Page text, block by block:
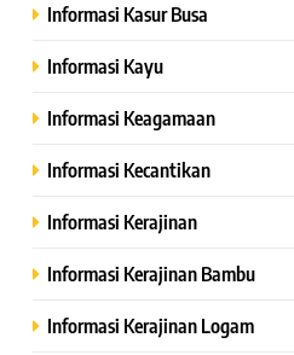
Informasi Kasur Busa
Informasi Kayu
Informasi Keagamaan
Informasi Kecantikan
Informasi Kerajinan
Informasi Kerajinan Bambu
Informasi Kerajinan Logam